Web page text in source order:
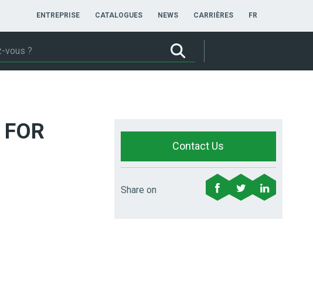
ENTREPRISE CATALOGUES NEWS CARRIÈRES FR
Contact Us
Share on